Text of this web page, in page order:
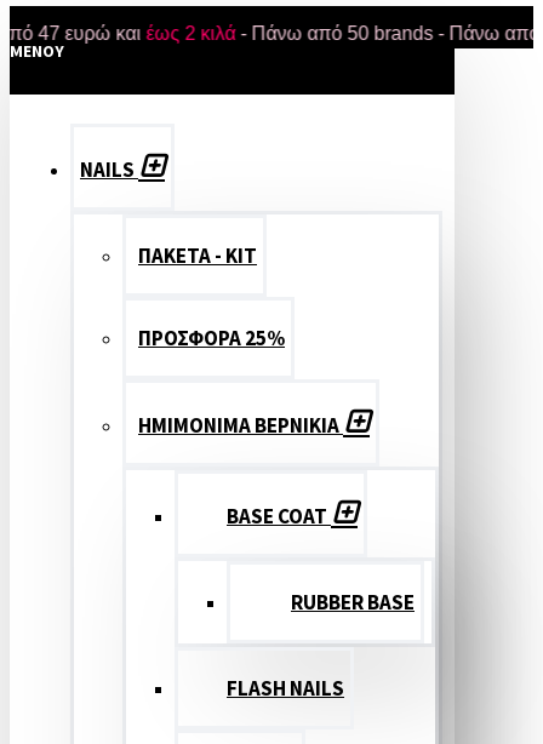
ευρώ καιέως 2 κιλά- Πάνω από 50 brands - Πάνω από 18.000
MENOY
NAILS
ΠΑΚΕΤΑ - ΚΙΤ
ΠΡΟΣΦΟΡΑ 25%
ΗΜΙΜΟΝΙΜΑ ΒΕΡΝΙΚΙΑ
BASE COAT
RUBBER BASE
FLASH NAILS